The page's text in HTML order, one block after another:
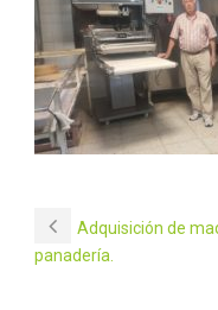
Adquisición de
panadería.